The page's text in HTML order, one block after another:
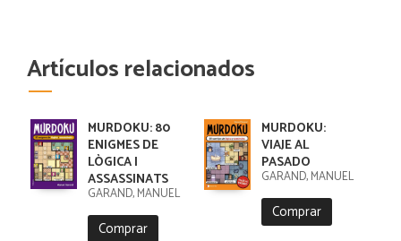
Artículos relacionados
MURDOKU: 80
ENIGMES DE
LÒGICA I
ASSASSINATS
GARAND, MANUEL
Comprar
MURDOKU:
VIAJE AL
PASADO
GARAND, MANUEL
Comprar